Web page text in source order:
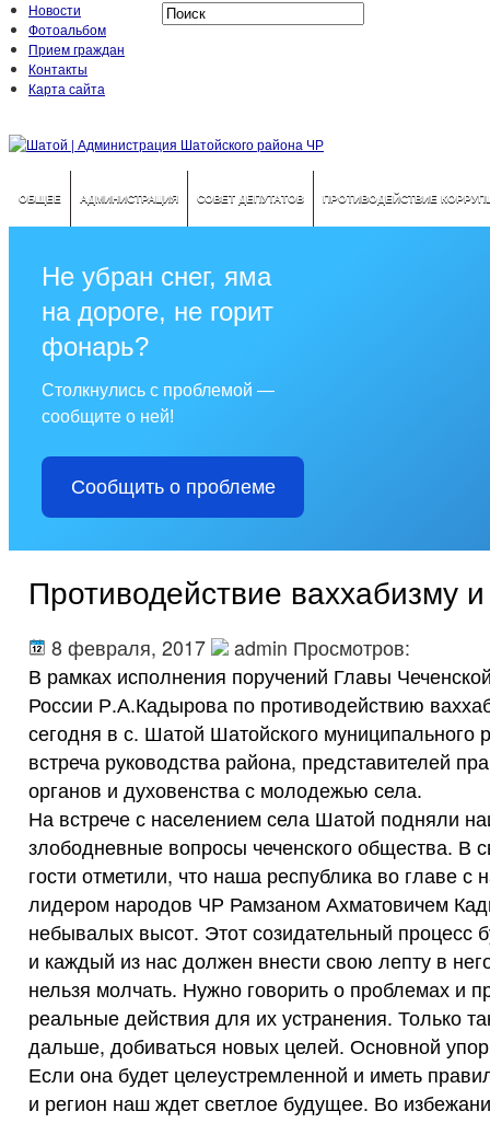
Новости
Фотоальбом
Прием граждан
Контакты
Карта сайта
ОБЩЕЕ АДМИНИСТРАЦИЯ СОВЕТ ДЕПУТАТОВ ПРОТИВОДЕЙСТВИЕ
Не убран снег, яма
на дороге, не горит
фонарь?
Столкнулись с проблемой —
сообщите о ней!
Сообщить о проблеме
Противодействие ваххабизму
8 февраля, 2017
admin Просмотров:
В рамках исполнения поручений Главы
России Р.А.Кадырова по противодействию
сегодня в с. Шатой Шатойского муниципального
встреча руководства района, представителей
органов и духовенства с молодежью села.
На встрече с населением села Шатой подняли
злободневные вопросы чеченского общества. В
гости отметили, что наша республика во главе с
лидером народов ЧР Рамзаном Ахматовичем
небывалых высот. Этот созидательный процесс
и каждый из нас должен внести свою лепту в
нельзя молчать. Нужно говорить о проблемах и
реальные действия для их устранения. Только
дальше, добиваться новых целей. Основной
Если она будет целеустремленной и иметь
и регион наш ждет светлое будущее. Во